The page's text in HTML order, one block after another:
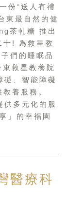
份“送人有禮
東最自然的健
茶軋糖 推出
十! 為救星教
們的睡眠品
救星教養院
礙、智能障礙
養服務。
供多元化的服
」的幸褔園
醫療科